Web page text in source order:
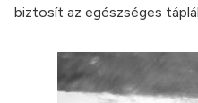
biztosít az egészséges